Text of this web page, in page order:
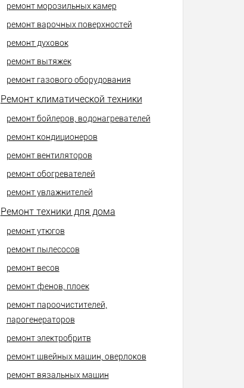
ремонт морозильных камер
ремонт варочных поверхностей
ремонт духовок
ремонт вытяжек
ремонт газового оборудования
Ремонт климатической техники
ремонт бойлеров, водонагревателей
ремонт кондиционеров
ремонт вентиляторов
ремонт обогревателей
ремонт увлажнителей
Ремонт техники для дома
ремонт утюгов
ремонт пылесосов
ремонт весов
ремонт фенов, плоек
ремонт пароочистителей,
парогенераторов
ремонт электробритв
ремонт швейных машин, оверлоков
ремонт вязальных машин